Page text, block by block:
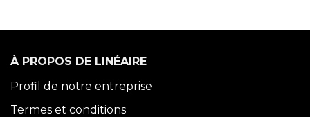
À PROPOS DE LINÉAIRE
Profil de notre entreprise
Termes et conditions